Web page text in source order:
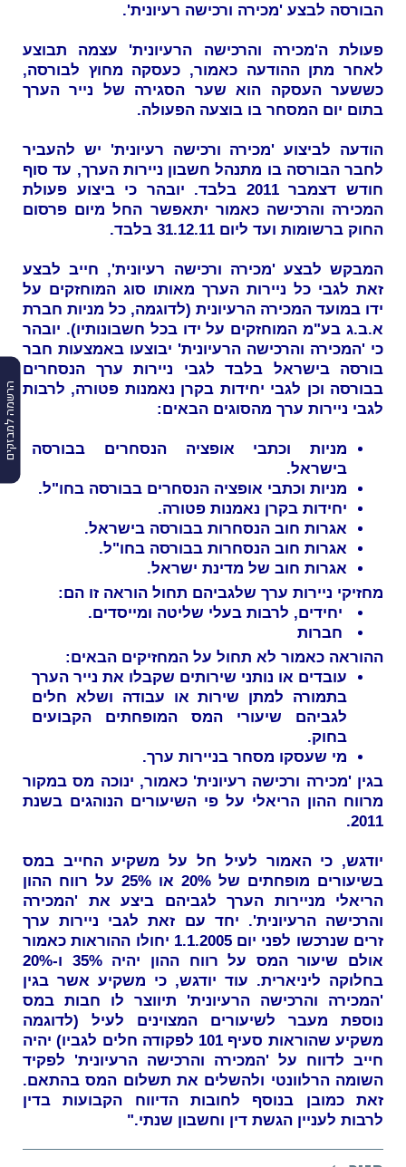
הרשמה למבזקים
הבורסה לבצע 'מכירה ורכישה רעיונית'.
פעולת ה'מכירה והרכישה הרעיונית' עצמה תבוצע
לאחר מתן ההודעה כאמור, כעסקה מחוץ לבורסה,
כששער העסקה הוא שער הסגירה של נייר הערך
בתום יום המסחר בו בוצעה הפעולה.
הודעה לביצוע 'מכירה ורכישה רעיונית' יש להעביר
לחבר הבורסה בו מתנהל חשבון ניירות הערך, עד סוף
חודש דצמבר 2011 בלבד. יובהר כי ביצוע פעולת
המכירה והרכישה כאמור יתאפשר החל מיום פרסום
החוק ברשומות ועד ליום 31.12.11 בלבד.
המבקש לבצע 'מכירה ורכישה רעיונית', חייב לבצע
זאת לגבי כל ניירות הערך מאותו סוג המוחזקים על
ידו במועד המכירה הרעיונית (לדוגמה, כל מניות חברת
א.ב.ג בע"מ המוחזקים על ידו בכל חשבונותיו). יובהר
כי 'המכירה והרכישה הרעיונית' יבוצעו באמצעות חבר
בורסה בישראל בלבד לגבי ניירות ערך הנסחרים
בבורסה וכן לגבי יחידות בקרן נאמנות פטורה, לרבות
לגבי ניירות ערך מהסוגים הבאים:
מניות וכתבי אופציה הנסחרים בבורסה
בישראל.
מניות וכתבי אופציה הנסחרים בבורסה בחו"ל.
יחידות בקרן נאמנות פטורה.
אגרות חוב הנסחרות בבורסה בישראל.
אגרות חוב הנסחרות בבורסה בחו"ל.
אגרות חוב של מדינת ישראל.
מחזיקי ניירות ערך שלגביהם תחול הוראה זו הם:
יחידים, לרבות בעלי שליטה ומייסדים.
חברות
ההוראה כאמור לא תחול על המחזיקים הבאים:
עובדים או נותני שירותים שקבלו את נייר הערך
בתמורה למתן שירות או עבודה ושלא חלים
לגביהם שיעורי המס המופחתים הקבועים
בחוק.
מי שעסקו מסחר בניירות ערך.
בגין 'מכירה ורכישה רעיונית' כאמור, ינוכה מס במקור
מרווח ההון הריאלי על פי השיעורים הנוהגים בשנת
2011.
יודגש, כי האמור לעיל חל על משקיע החייב במס
בשיעורים מופחתים של 20% או 25% על רווח ההון
הריאלי מניירות הערך לגביהם ביצע את 'המכירה
והרכישה הרעיונית'. יחד עם זאת לגבי ניירות ערך
זרים שנרכשו לפני יום 1.1.2005 יחולו ההוראות כאמור
אולם שיעור המס על רווח ההון יהיה 35% ו-20%
בחלוקה ליניארית. עוד יודגש, כי משקיע אשר בגין
'המכירה והרכישה הרעיונית' תיווצר לו חבות במס
נוספת מעבר לשיעורים המצוינים לעיל (לדוגמה
משקיע שהוראות סעיף 101 לפקודה חלים לגביו) יהיה
חייב לדווח על 'המכירה והרכישה הרעיונית' לפקיד
השומה הרלוונטי ולהשלים את תשלום המס בהתאם.
זאת כמובן בנוסף לחובות הדיווח הקבועות בדין
לרבות לעניין הגשת דין וחשבון שנתי."